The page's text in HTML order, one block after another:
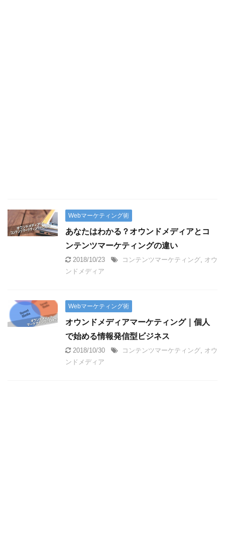
Webマーケティング術
あなたはわかる？オウンドメディアとコ
ンテンツマーケティングの違い
2018/10/23 コンテンツマーケティング, オウ
ンドメディア
Webマーケティング術
オウンドメディアマーケティング｜個人
で始める情報発信型ビジネス
2018/10/30 コンテンツマーケティング, オウ
ンドメディア